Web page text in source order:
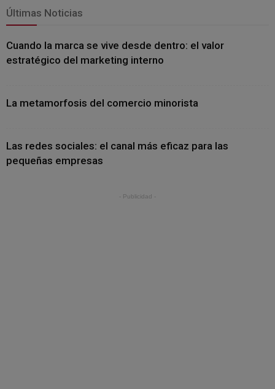
Últimas Noticias
Cuando la marca se vive desde dentro: el valor
estratégico del marketing interno
La metamorfosis del comercio minorista
Las redes sociales: el canal más eficaz para las
pequeñas empresas
- Publicidad -